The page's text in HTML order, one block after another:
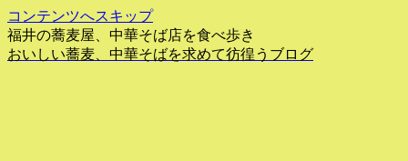
コンテンツへスキップ
福井の蕎麦屋、中華そば店を食べ歩き
おいしい蕎麦、中華そばを求めて彷徨うブログ